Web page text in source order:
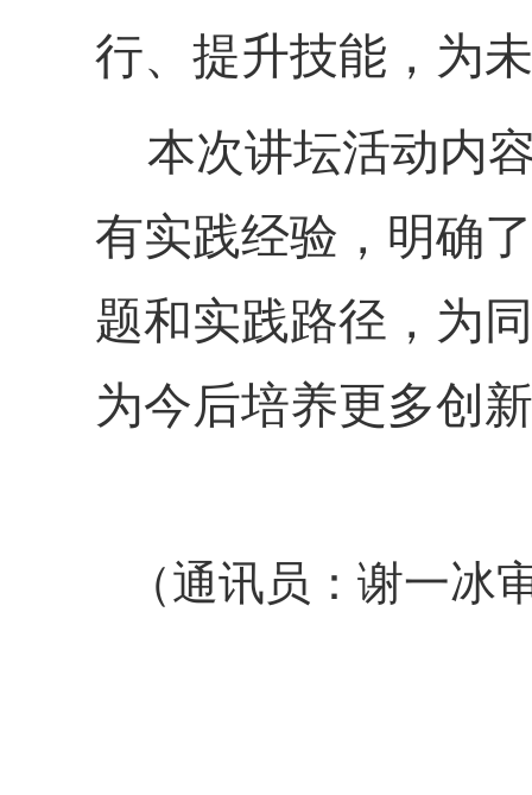
行、提升技能，为未
本次讲坛活动内
有实践经验，明确
题和实践路径，为
为今后培养更多创
（通讯员： 谢一冰